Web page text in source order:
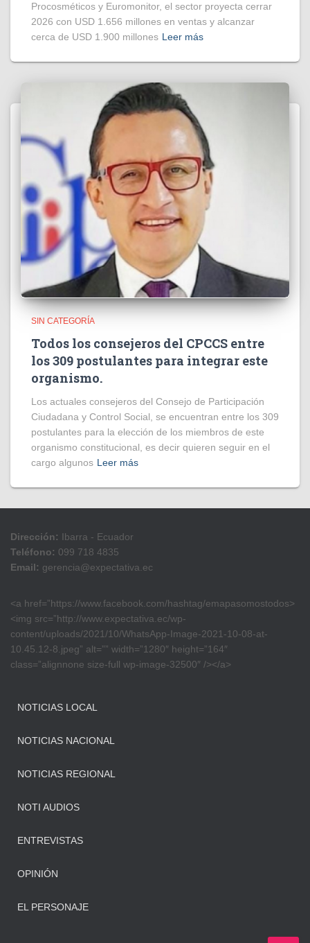
Procosméticos y Euromonitor, el sector proyecta cerrar
2026 con USD 1.656 millones en ventas y alcanzar
cerca de USD 1.900 millones Leer más
SIN CATEGORÍA
Todos los consejeros del CPCCS entre
los 309 postulantes para integrar este
organismo.
Los actuales consejeros del Consejo de Participación
Ciudadana y Control Social, se encuentran entre los 309
postulantes para la elección de los miembros de este
organismo constitucional, es decir quieren seguir en el
cargo algunos Leer más
Dirección: Ibarra - Ecuador
Teléfono: 099 718 4835
Email: gerencia@expectativa.ec
<a href=”https://www.facebook.com/hashtag/emapasomostodos>
<img src=”http://www.expectativa.ec/wp-
content/uploads/2021/10/WhatsApp-Image-2021-10-08-at-
10.45.12-8.jpeg” alt=”” width=”1280″ height=”164″
class=”alignnone size-full wp-image-32500″ /></a>
NOTICIAS LOCAL
NOTICIAS NACIONAL
NOTICIAS REGIONAL
NOTI AUDIOS
ENTREVISTAS
OPINIÓN
EL PERSONAJE